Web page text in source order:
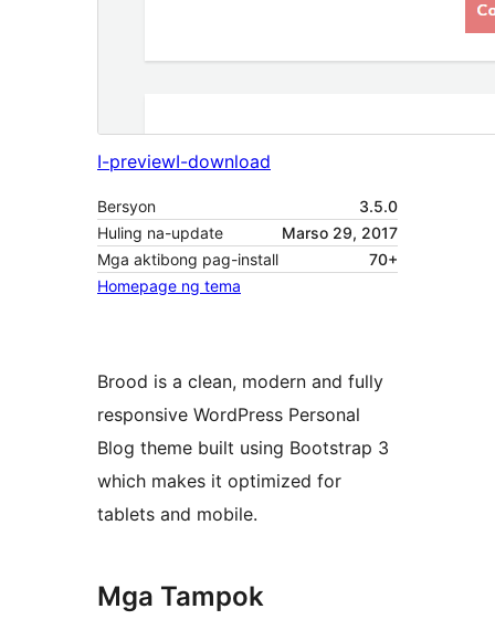
I-previewI-download
Bersyon
3.5.0
Huling na-update
Marso 29, 2017
Mga aktibong pag-install
70+
Homepage ng tema
Brood is a clean, modern and fully
responsive WordPress Personal
Blog theme built using Bootstrap 3
which makes it optimized for
tablets and mobile.
Mga Tampok